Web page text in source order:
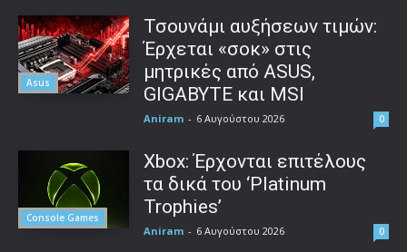
Asus
Τσουνάμι αυξήσεων τιμών:
Έρχεται «σοκ» στις
μητρικές από ASUS,
GIGABYTE και MSI
Aniram - 6 Αυγούστου 2026 0
Console Games
Xbox: Έρχονται επιτέλους
τα δικά του ‘Platinum
Trophies’
Aniram - 6 Αυγούστου 2026 0